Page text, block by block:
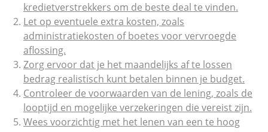
kredietverstrekkers om de beste deal te vinden.
Let op eventuele extra kosten, zoals
administratiekosten of boetes voor vervroegde
aflossing.
Zorg ervoor dat je het maandelijks af te lossen
bedrag realistisch kunt betalen binnen je budget.
Controleer de voorwaarden van de lening, zoals de
looptijd en mogelijke verzekeringen die vereist zijn.
Wees voorzichtig met het lenen van een te hoog